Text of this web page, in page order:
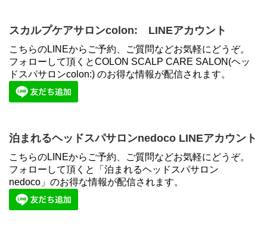
スカルプケアサロンcolon: LINEアカウント
こちらのLINEからご予約、ご質問などお気軽にどうぞ。
フォローして頂くとCOLON SCALP CARE SALON(ヘッ
ドスパサロンcolon:) のお得な情報が配信されます。
泊まれるヘッドスパサロンnedoco LINEアカウント
こちらのLINEからご予約、ご質問などお気軽にどうぞ。
フォローして頂くと「泊まれるヘッドスパサロン
nedoco」のお得な情報が配信されます。